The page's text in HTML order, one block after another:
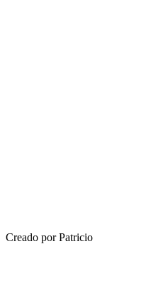
Creado por Patricio